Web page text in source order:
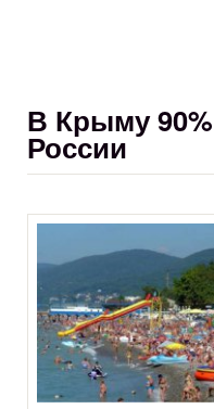
В Крыму
России